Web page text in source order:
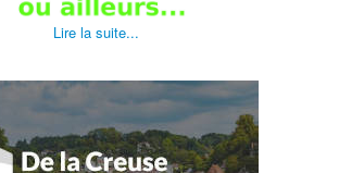
Lire la suite...